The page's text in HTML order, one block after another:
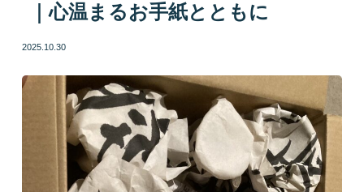
発送方法
活動報告
会社概要
｜心温まるお手紙とともに
2025.10.30